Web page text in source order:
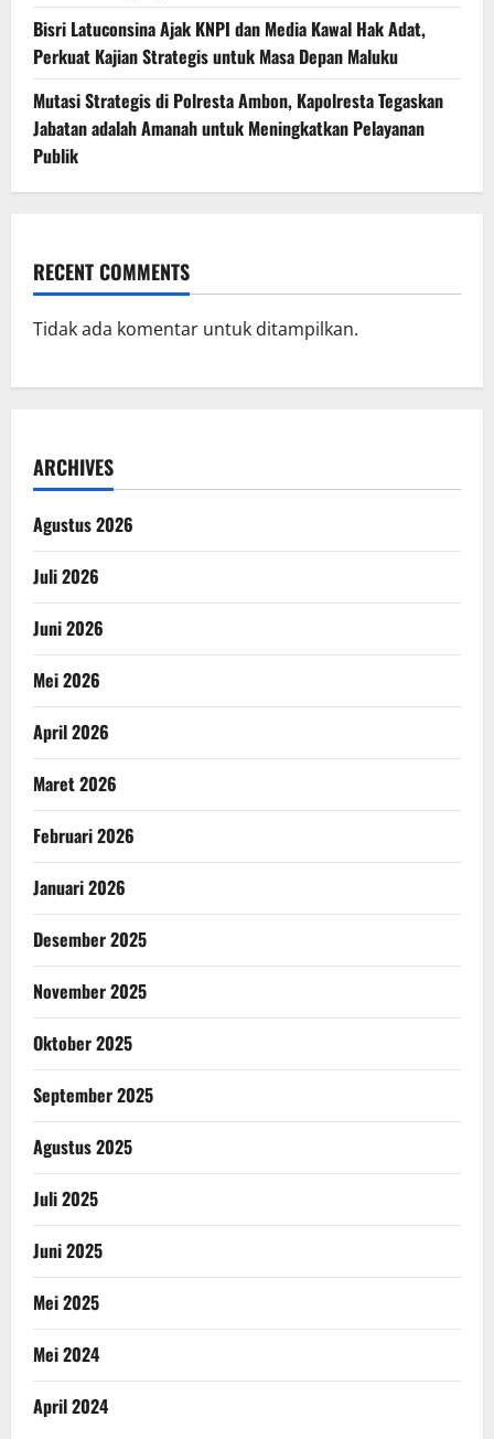
Bisri Latuconsina Ajak KNPI dan Media Kawal Hak Adat,
Perkuat Kajian Strategis untuk Masa Depan Maluku
Mutasi Strategis di Polresta Ambon, Kapolresta Tegaskan
Jabatan adalah Amanah untuk Meningkatkan Pelayanan
Publik
RECENT COMMENTS
Tidak ada komentar untuk ditampilkan.
ARCHIVES
Agustus 2026
Juli 2026
Juni 2026
Mei 2026
April 2026
Maret 2026
Februari 2026
Januari 2026
Desember 2025
November 2025
Oktober 2025
September 2025
Agustus 2025
Juli 2025
Juni 2025
Mei 2025
Mei 2024
April 2024